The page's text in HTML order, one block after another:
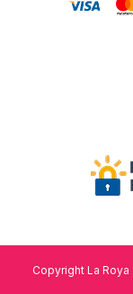
Copyright La